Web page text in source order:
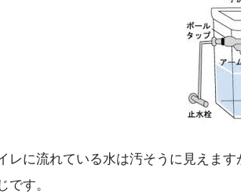
レに流れている水は汚そうに見えま
です。